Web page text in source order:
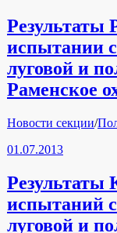
Результаты
испытании
луговой и
Раменское
Рубрики
Новости секции/
01.07.2013
испытаний
луговой и